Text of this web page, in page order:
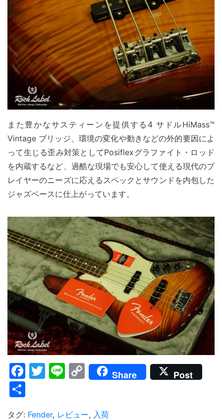
また豊かなサスティーンを提供する4 サドルHiMass™
Vintage ブリッジ、環境の変化や動きなどの外的要因によ
って生じる歪み対策としてPosiflexグラファイト・ロッド
を内蔵するなど、過酷な現場でも安心して使える現代のプ
レイヤーのニーズに応えるスペックとサウンドを内包した
ジャズベースに仕上がっています。
Facebook
Twitter
LineCopy
Link
Share Post
タグ: Fender, レビュー, 入荷